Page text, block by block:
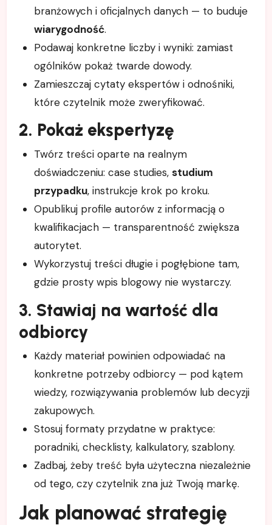
branżowych i oficjalnych danych — to buduje
wiarygodność.
Podawaj konkretne liczby i wyniki: zamiast
ogólników pokaż twarde dowody.
Zamieszczaj cytaty ekspertów i odnośniki,
które czytelnik może zweryfikować.
2. Pokaż ekspertyzę
Twórz treści oparte na realnym
doświadczeniu: case studies,studium
przypadku, instrukcje krok po kroku.
Opublikuj profile autorów z informacją o
kwalifikacjach — transparentność zwiększa
autorytet.
Wykorzystuj treści długie i pogłębione tam,
gdzie prosty wpis blogowy nie wystarczy.
3. Stawiaj na wartość dla
odbiorcy
Każdy materiał powinien odpowiadać na
konkretne potrzeby odbiorcy — pod kątem
wiedzy, rozwiązywania problemów lub decyzji
zakupowych.
Stosuj formaty przydatne w praktyce:
poradniki, checklisty, kalkulatory, szablony.
Zadbaj, żeby treść była użyteczna niezależnie
od tego, czy czytelnik zna już Twoją markę.
Jak planować strategię